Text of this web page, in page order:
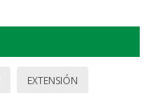
EXTENSIÓN